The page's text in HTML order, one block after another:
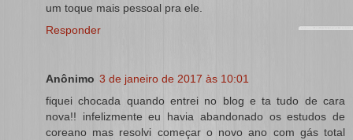
um toque mais pessoal pra ele.
Responder
Anônimo 3 de janeiro de 2017 às 10:01
fiquei chocada quando entrei no blog e ta tudo de cara
nova!! infelizmente eu havia abandonado os estudos de
coreano mas resolvi começar o novo ano com gás total